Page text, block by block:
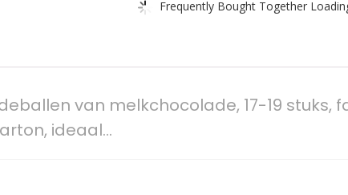
Frequently Bought Together
van melkchocolade, 17-19 stuks,
ideaal…